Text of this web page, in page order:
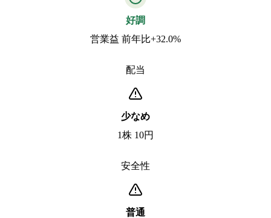
好調
営業益 前年比+32.0%
配当
少なめ
1株 10円
安全性
普通